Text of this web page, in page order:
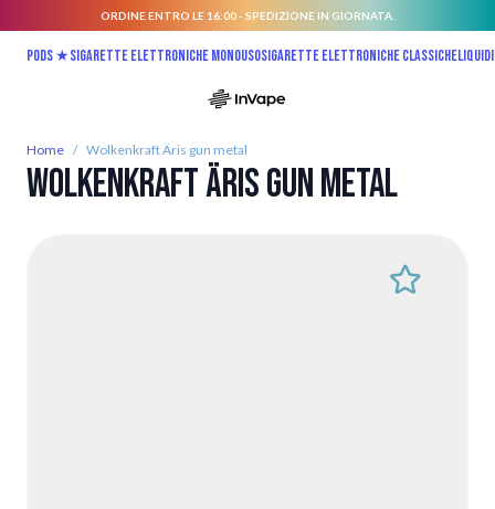
ORDINE ENTRO LE 16:00 - SPEDIZIONE IN GIORNATA.
Pods ★Sigarette elettroniche monousoSigarette elettroniche classiche
Home / Wolkenkraft Äris gun metal
Wolkenkraft Äris gun metal